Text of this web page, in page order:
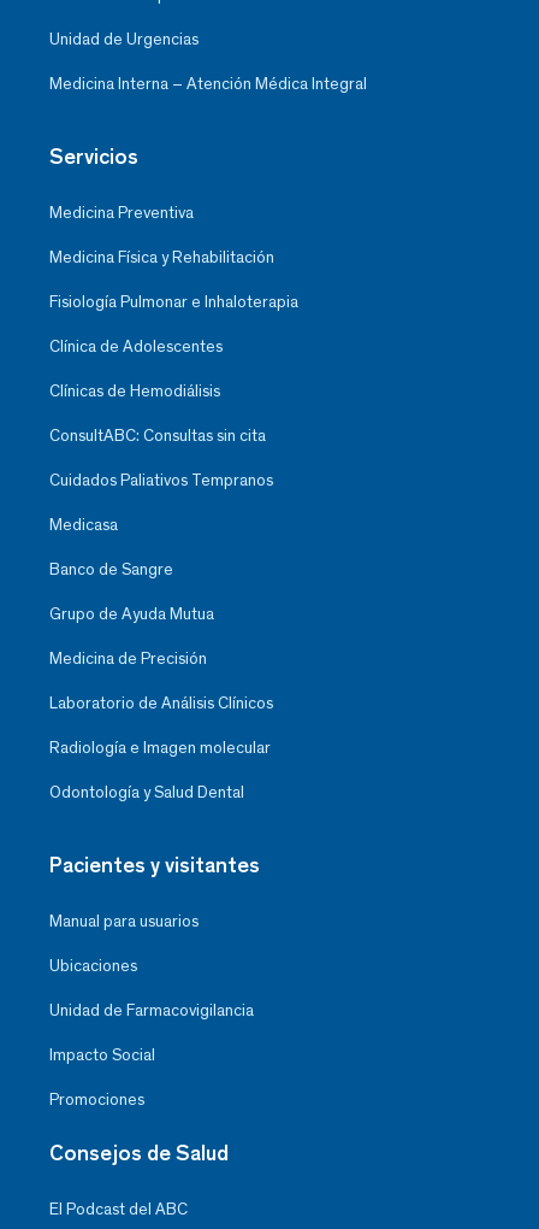
Unidad de Urgencias
Medicina Interna – Atención Médica Integral
Servicios
Medicina Preventiva
Medicina Física y Rehabilitación
Fisiología Pulmonar e Inhaloterapia
Clínica de Adolescentes
Clínicas de Hemodiálisis
ConsultABC: Consultas sin cita
Cuidados Paliativos Tempranos
Medicasa
Banco de Sangre
Grupo de Ayuda Mutua
Medicina de Precisión
Laboratorio de Análisis Clínicos
Radiología e Imagen molecular
Odontología y Salud Dental
Pacientes y visitantes
Manual para usuarios
Ubicaciones
Unidad de Farmacovigilancia
Impacto Social
Promociones
Consejos de Salud
El Podcast del ABC